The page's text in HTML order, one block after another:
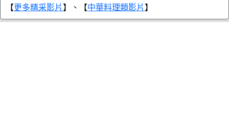
【更多精采影片 】、【中華料理類影片 】